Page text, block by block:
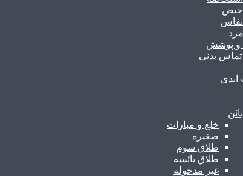
حیض
نفاس
و پوشش
تماس بدنی
بائن
خلع و مبارات
صغیره
طلاق سوم
طلاق یائسه
غیر مدخوله